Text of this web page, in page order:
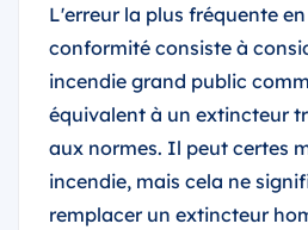
L'erreur la plus fréquente
conformité consiste à
incendie grand public
équivalent à un extincteur
aux normes. Il peut certes
incendie, mais cela ne
remplacer un extincteur